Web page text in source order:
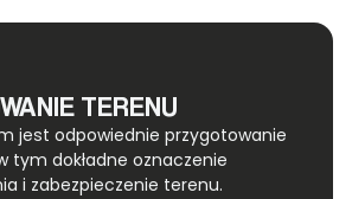
TERENU
jest odpowiednie przygotowanie
tym dokładne oznaczenie
i zabezpieczenie terenu.